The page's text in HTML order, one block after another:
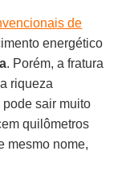
de
energético
. Porém, a fratura
riqueza
sair muito
quilômetros
mesmo nome,